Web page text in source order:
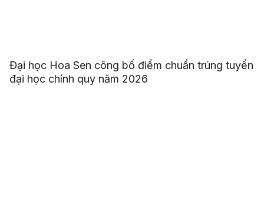
Đại học Hoa Sen công bố điểm chuẩn trúng tuyển
đại học chính quy năm 2026